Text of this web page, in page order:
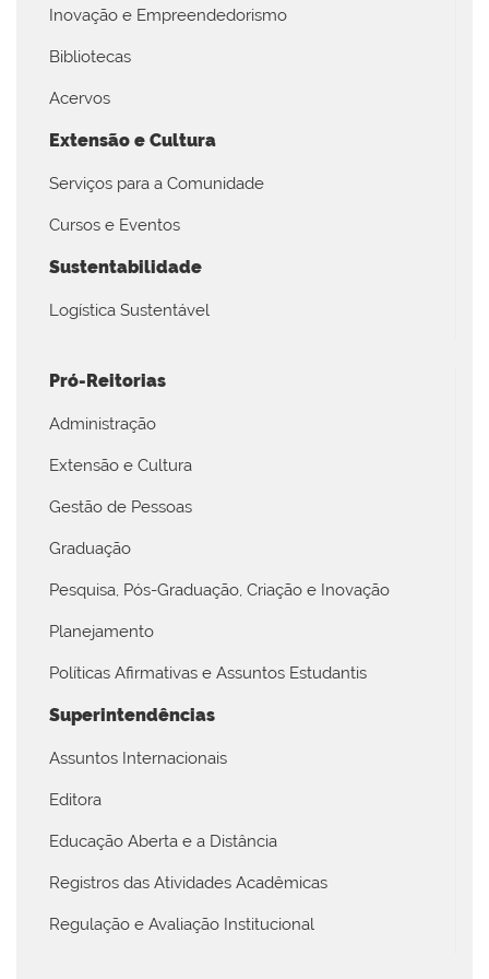
Inovação e Empreendedorismo
Bibliotecas
Acervos
Extensão e Cultura
Serviços para a Comunidade
Cursos e Eventos
Sustentabilidade
Logística Sustentável
Pró-Reitorias
Administração
Extensão e Cultura
Gestão de Pessoas
Graduação
Pesquisa, Pós-Graduação, Criação e Inovação
Planejamento
Políticas Afirmativas e Assuntos Estudantis
Superintendências
Assuntos Internacionais
Editora
Educação Aberta e a Distância
Registros das Atividades Acadêmicas
Regulação e Avaliação Institucional